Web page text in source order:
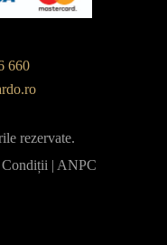
660
rezervate.
| ANPC